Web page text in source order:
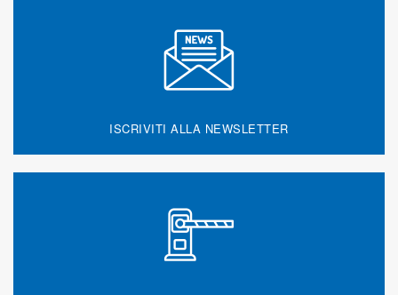
ISCRIVITI ALLA NEWSLETTER